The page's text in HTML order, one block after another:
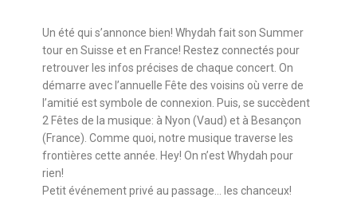
Un été qui s’annonce bien! Whydah fait son Summer
tour en Suisse et en France! Restez connectés pour
retrouver les infos précises de chaque concert. On
démarre avec l’annuelle Fête des voisins où verre de
l’amitié est symbole de connexion. Puis, se succèdent
2 Fêtes de la musique: à Nyon (Vaud) et à Besançon
(France). Comme quoi, notre musique traverse les
frontières cette année. Hey! On n’est Whydah pour
rien!
Petit événement privé au passage… les chanceux!